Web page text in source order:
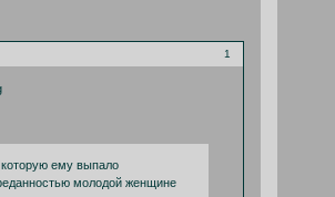
1
ему выпало
молодой женщине